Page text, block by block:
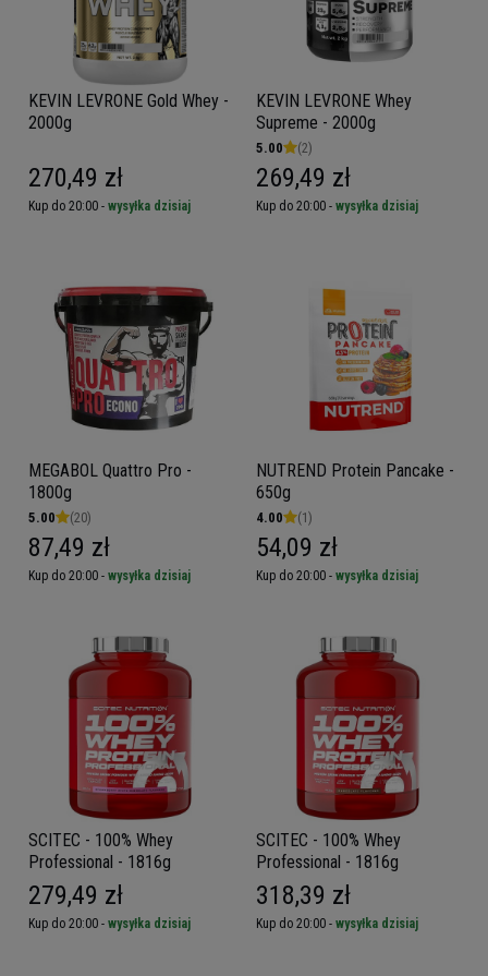
KEVIN LEVRONE Gold Whey -
2000g
270,49 zł
Kup do 20:00 - wysyłka dzisiaj
KEVIN LEVRONE Whey
Supreme - 2000g
5.00 (2)
269,49 zł
Kup do 20:00 - wysyłka dzisiaj
MEGABOL Quattro Pro -
1800g
5.00 (20)
87,49 zł
Kup do 20:00 - wysyłka dzisiaj
NUTREND Protein Pancake -
650g
4.00 (1)
54,09 zł
Kup do 20:00 - wysyłka dzisiaj
SCITEC - 100% Whey
Professional - 1816g
279,49 zł
Kup do 20:00 - wysyłka dzisiaj
SCITEC - 100% Whey
Professional - 1816g
318,39 zł
Kup do 20:00 - wysyłka dzisiaj